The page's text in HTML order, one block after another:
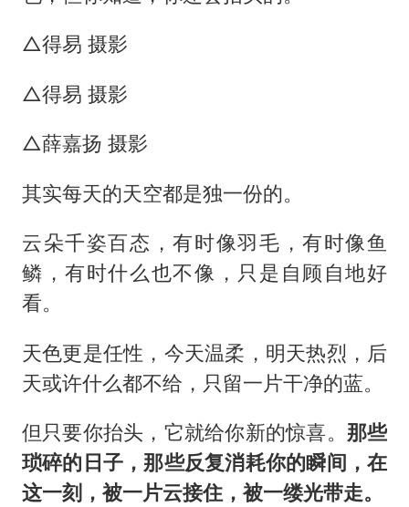
△得易 摄影
△得易 摄影
△薛嘉扬 摄影
其实每天的天空都是独一份的。
云朵千姿百态，有时像羽毛，有时像鱼
鳞，有时什么也不像，只是自顾自地好
看。
天色更是任性，今天温柔，明天热烈，后
天或许什么都不给，只留一片干净的蓝。
但只要你抬头，它就给你新的惊喜。 那些
琐碎的日子，那些反复消耗你的瞬间，在
这一刻，被一片云接住，被一缕光带走。